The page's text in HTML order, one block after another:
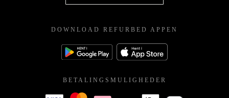
DOWNLOAD REFURBED APPEN
BETALINGSMULIGHEDER